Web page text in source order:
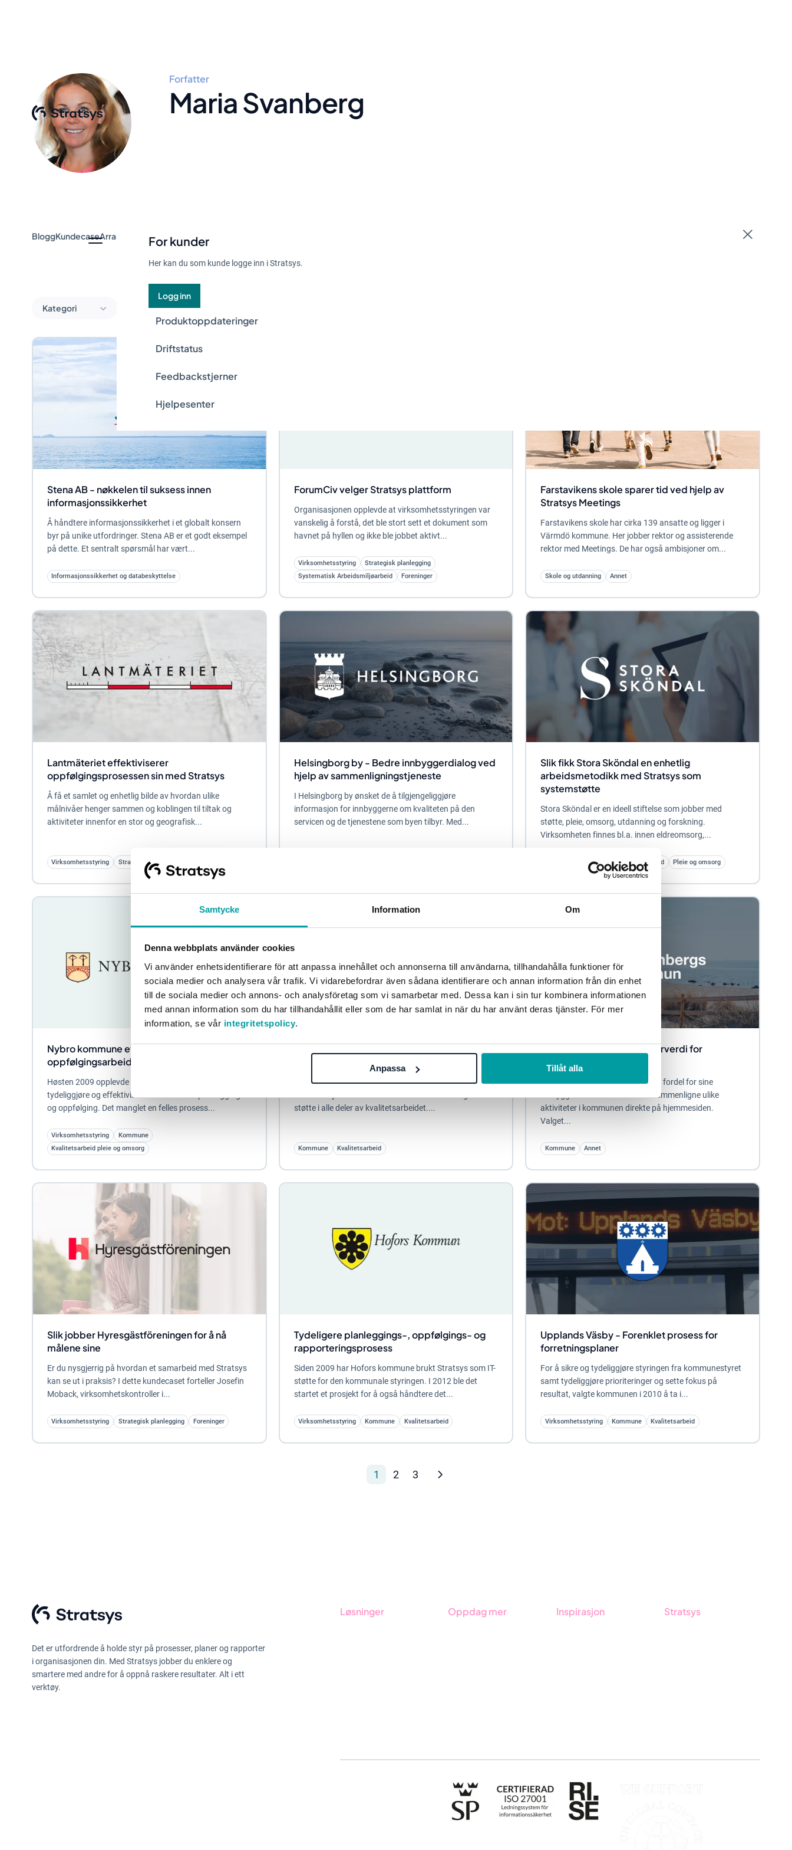
Samtycke Information Om
Denna webbplats använder cookies
Vi använder enhetsidentifierare för att anpassa innehållet och annonserna till användarna, tillhandahålla funktioner för
sociala medier och analysera vår trafik. Vi vidarebefordrar även sådana identifierare och annan information från din enhet
till de sociala medier och annons- och analysföretag som vi samarbetar med. Dessa kan i sin tur kombinera informationen
med annan information som du har tillhandahållit eller som de har samlat in när du har använt deras tjänster. För mer
information, se vår integritetspolicy.
Anpassa Tillåt alla
For kunder
Her kan du som kunde logge inn i Stratsys.
Logg inn
Produktoppdateringer
Driftstatus
Feedbackstjerner
Hjelpesenter
Forfatter
Maria Svanberg
BloggKundecaseArrangement og webinarGuider
Kategori
Stena AB - nøkkelen til suksess innen
informasjonssikkerhet
Å håndtere informasjonssikkerhet i et globalt konsern
byr på unike utfordringer. Stena AB er et godt eksempel
på dette. Et sentralt spørsmål har vært...
Informasjonssikkerhet og databeskyttelse
ForumCiv velger Stratsys plattform
Organisasjonen opplevde at virksomhetsstyringen var
vanskelig å forstå, det ble stort sett et dokument som
havnet på hyllen og ikke ble jobbet aktivt...
Virksomhetsstyring
Strategisk planlegging
Systematisk Arbeidsmiljøarbeid
Foreninger
Farstavikens skole sparer tid ved hjelp av
Stratsys Meetings
Farstavikens skole har cirka 139 ansatte og ligger i
Värmdö kommune. Her jobber rektor og assisterende
rektor med Meetings. De har også ambisjoner om...
Skole og utdanning Annet
Lantmäteriet effektiviserer
oppfølgingsprosessen sin med Stratsys
Å få et samlet og enhetlig bilde av hvordan ulike
målnivåer henger sammen og koblingen til tiltak og
aktiviteter innenfor en stor og geografisk...
Virksomhetsstyring Strategisk planlegging
Helsingborg by - Bedre innbyggerdialog ved
hjelp av sammenligningstjeneste
I Helsingborg by ønsket de å tilgjengeliggjøre
informasjon for innbyggerne om kvaliteten på den
servicen og de tjenestene som byen tilbyr. Med...
Slik fikk Stora Sköndal en enhetlig
arbeidsmetodikk med Stratsys som
systemstøtte
Stora Sköndal er en ideell stiftelse som jobber med
støtte, pleie, omsorg, utdanning og forskning.
Virksomheten finnes bl.a. innen eldreomsorg,...
Strategisk planlegging Kvalitetsarbeid Pleie og omsorg
Nybro kommune effektiviserer
oppfølgingsarbeidet med Stratsys
Høsten 2009 opplevde Nybro kommune et behov for å
tydeliggjøre og effektivisere arbeidet med planlegging
og oppfølging. Det manglet en felles prosess...
Virksomhetsstyring
Kommune
Kvalitetsarbeid pleie og omsorg
Med et dedikert verktøy for systematisk kvalitetsarbeid
støtte i alle deler av kvalitetsarbeidet....
Kommune Kvalitetsarbeid
Medborgerportalen gir merverdi for
innbyggerne
Falkenbergs kommune så en stor fordel for sine
innbyggere ved å enkelt kunne sammenligne ulike
aktiviteter i kommunen direkte på hjemmesiden.
Valget...
Kommune Annet
Slik jobber Hyresgästföreningen for å nå
målene sine
Er du nysgjerrig på hvordan et samarbeid med Stratsys
kan se ut i praksis? I dette kundecaset forteller Josefin
Moback, virksomhetskontroller i...
Virksomhetsstyring Strategisk planlegging Foreninger
Tydeligere planleggings-, oppfølgings- og
rapporteringsprosess
Siden 2009 har Hofors kommune brukt Stratsys som IT-
støtte for den kommunale styringen. I 2012 ble det
startet et prosjekt for å også håndtere det...
Virksomhetsstyring Kommune Kvalitetsarbeid
Upplands Väsby - Forenklet prosess for
forretningsplaner
For å sikre og tydeliggjøre styringen fra kommunestyret
samt tydeliggjøre prioriteringer og sette fokus på
resultat, valgte kommunen i 2010 å ta i...
Virksomhetsstyring Kommune Kvalitetsarbeid
1 2 3
Det er utfordrende å holde styr på prosesser, planer og rapporter
i organisasjonen din. Med Stratsys jobber du enklere og
smartere med andre for å oppnå raskere resultater. Alt i ett
verktøy.
Løsninger Oppdag mer Inspirasjon Stratsys